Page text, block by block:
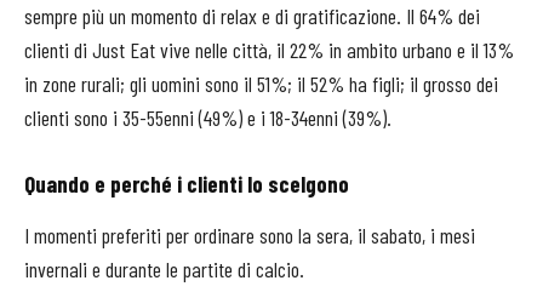
sempre più un momento di relax e di gratificazione. Il 64% dei
clienti di Just Eat vive nelle città, il 22% in ambito urbano e il 13%
in zone rurali; gli uomini sono il 51%; il 52% ha figli; il grosso dei
clienti sono i 35-55enni (49%) e i 18-34enni (39%).
Quando e perché i clienti lo scelgono
I momenti preferiti per ordinare sono la sera, il sabato, i mesi
invernali e durante le partite di calcio.